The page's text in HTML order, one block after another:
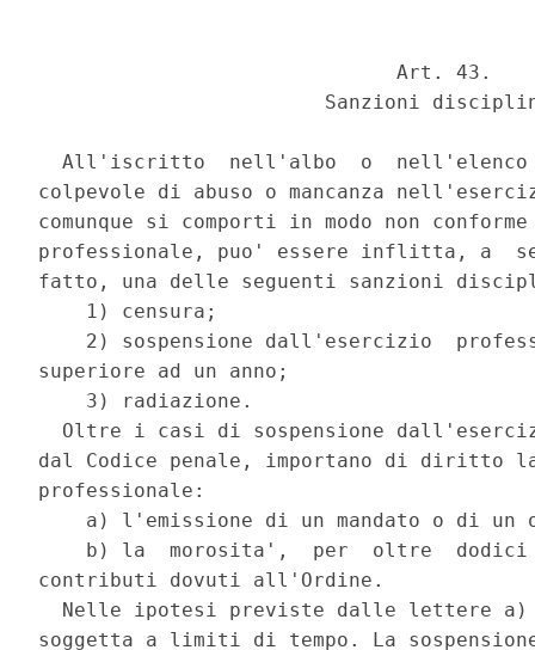
                              Art. 43.
Sanzioni
All'iscritto  nell'albo  o
colpevole di abuso o mancanza
comunque si comporti in modo non
professionale, puo' essere inflitta, a
fatto, una delle seguenti sanzioni
    1) censura;
2) sospensione dall'esercizio
superiore ad un anno;
    3) radiazione.
Oltre i casi di sospensione
dal Codice penale, importano di diritto
professionale:
a) l'emissione di un mandato o di un
b) la  morosita',  per  oltre
contributi dovuti all'Ordine.
Nelle ipotesi previste dalle lettere
soggetta a limiti di tempo. La